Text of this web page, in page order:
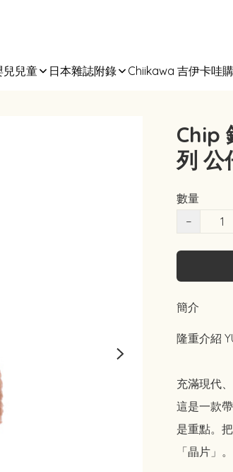
兒兒童 日本雜誌附錄 Chiikawa 吉伊卡哇
Chip
列 公
數量
−
簡介
隆重介紹
充滿現代
這是一款
是重點。
「晶片」。